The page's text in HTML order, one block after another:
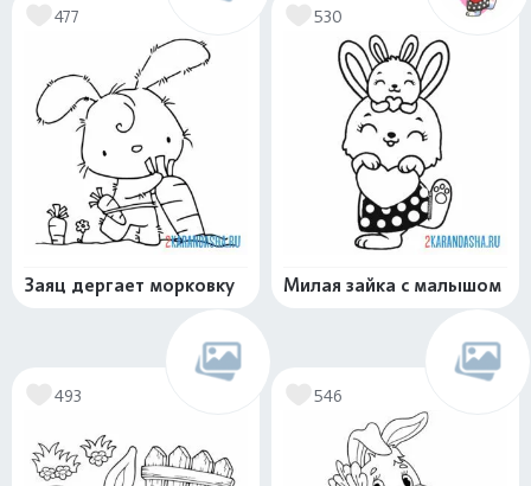
477
Заяц дергает морковку
530
Милая зайка с малышом
493 546